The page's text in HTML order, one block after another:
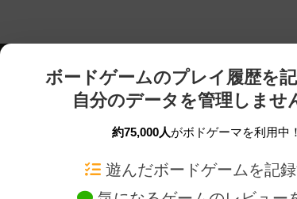
ボードゲームのプレイ履歴を記
自分のデータを管理しませ
約75,000人がボドゲーマを利用中！
遊んだボードゲームを記